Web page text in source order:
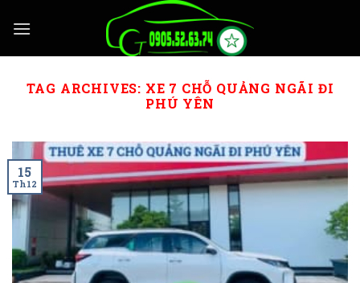
TAG ARCHIVES: XE 7 CHỖ QUẢNG NGÃI ĐI
PHÚ YÊN
15
Th12